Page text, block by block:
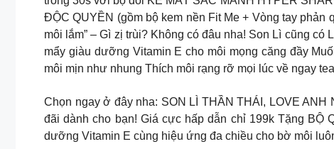
ĐỘC QUYỀN (gồm bộ kem nền Fit Me + Vòng tay phản
môi lắm” – Gì zị trùi? Không có đâu nha! Son Lì cũng có
mẩy giàu dưỡng Vitamin E cho môi mọng căng đầy
môi mịn như nhung Thích môi rạng rỡ mọi lúc về ngay
Chọn ngay ở đây nha: SON LÌ THẦN THÁI, LOVE
đãi dành cho bạn! Giá cực hấp dẫn chỉ 199k Tặng BỘ
dưỡng Vitamin E cùng hiệu ứng đa chiều cho bờ môi